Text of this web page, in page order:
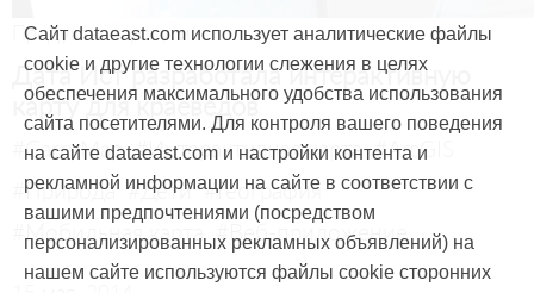
Продукты и услуги
Дата Ист разработала интерактивную
карту для краеведов
#CarryMap #Интерактивная карта #ArcGIS
#Природа #Дети #География
#Мобильная карта #Веб-приложение
Сайт dataeast.com использует аналитические файлы
cookie и другие технологии слежения в целях
обеспечения максимального удобства использования
сайта посетителями. Для контроля вашего поведения
на сайте dataeast.com и настройки контента и
рекламной информации на сайте в соответствии с
вашими предпочтениями (посредством
персонализированных рекламных объявлений) на
нашем сайте используются файлы cookie сторонних